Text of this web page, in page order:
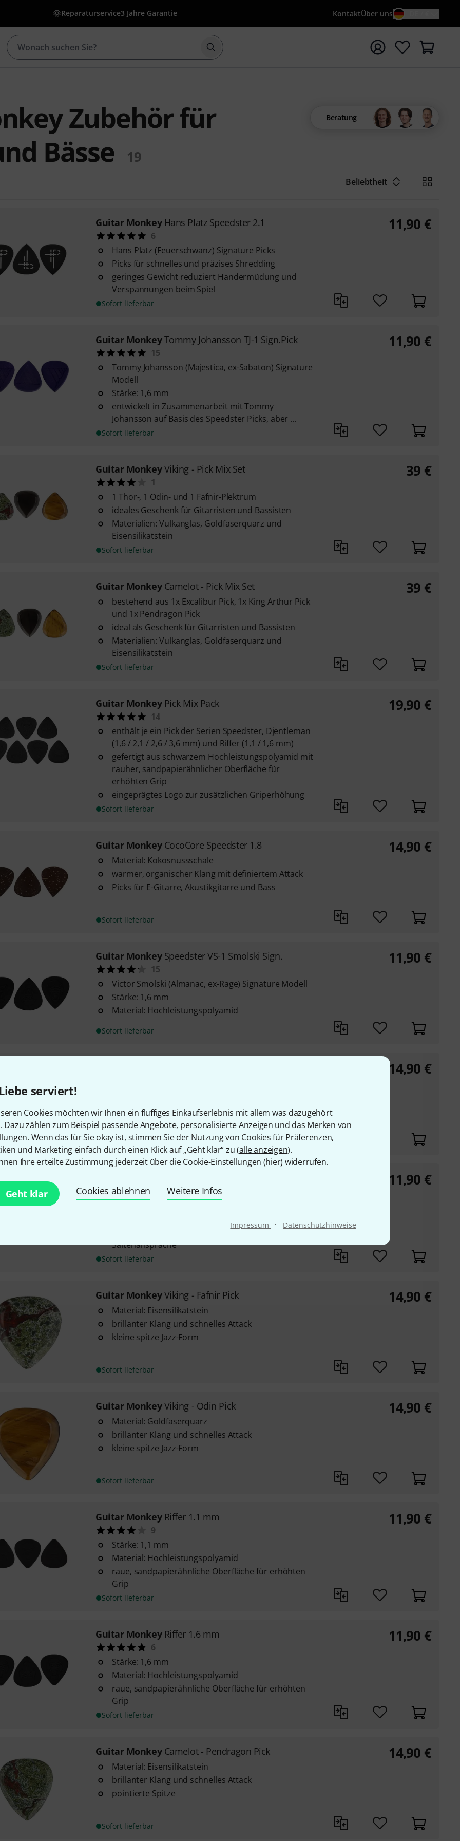
serviert!
Cookies möchten wir Ihnen ein fluffiges Einkaufserlebnis mit allem was dazugehört
Dazu zählen zum Beispiel passende Angebote, personalisierte Anzeigen und das Merken von
Wenn das für Sie okay ist, stimmen Sie der Nutzung von Cookies für Präferenzen,
und Marketing einfach durch einen Klick auf „Geht klar“ zu (alle anzeigen).
Ihre erteilte Zustimmung jederzeit über die Cookie-Einstellungen (hier) widerrufen.
Geht klar Cookies ablehnen Weitere Infos
Impressum · Datenschutzhinweise
Reparaturservice3 Jahre Garantie KontaktÜber uns
Suche mit Suchwort {searchTerm} starten
Zubehör für
Bässe
19
Beratung
Beliebtheit
Guitar Monkey Hans Platz Speedster 2.1
6
Hans Platz (Feuerschwanz) Signature Picks
Picks für schnelles und präzises Shredding
geringes Gewicht reduziert Handermüdung und
Verspannungen beim Spiel
Sofort lieferbar
11,90 €
Guitar Monkey Tommy Johansson TJ-1 Sign.Pick
15
Tommy Johansson (Majestica, ex-Sabaton) Signature
Modell
Stärke: 1,6 mm
entwickelt in Zusammenarbeit mit Tommy
Johansson auf Basis des Speedster Picks, aber ...
Sofort lieferbar
11,90 €
Guitar Monkey Viking - Pick Mix Set
1
1 Thor-, 1 Odin- und 1 Fafnir-Plektrum
ideales Geschenk für Gitarristen und Bassisten
Materialien: Vulkanglas, Goldfaserquarz und
Eisensilikatstein
Sofort lieferbar
39 €
Guitar Monkey Camelot - Pick Mix Set
bestehend aus 1x Excalibur Pick, 1x King Arthur Pick
und 1x Pendragon Pick
ideal als Geschenk für Gitarristen und Bassisten
Materialien: Vulkanglas, Goldfaserquarz und
Eisensilikatstein
Sofort lieferbar
39 €
Guitar Monkey Pick Mix Pack
14
enthält je ein Pick der Serien Speedster, Djentleman
(1,6 / 2,1 / 2,6 / 3,6 mm) und Riffer (1,1 / 1,6 mm)
gefertigt aus schwarzem Hochleistungspolyamid mit
rauher, sandpapierähnlicher Oberfläche für
erhöhten Grip
eingeprägtes Logo zur zusätzlichen Griperhöhung
Sofort lieferbar
19,90 €
Guitar Monkey CocoCore Speedster 1.8
Material: Kokosnussschale
warmer, organischer Klang mit definiertem Attack
Picks für E-Gitarre, Akustikgitarre und Bass
Sofort lieferbar
14,90 €
Guitar Monkey Speedster VS-1 Smolski Sign.
15
Victor Smolski (Almanac, ex-Rage) Signature Modell
Stärke: 1,6 mm
Material: Hochleistungspolyamid
Sofort lieferbar
11,90 €
brillanter Klang und schnelles Attack
Sofort lieferbar
14,90 €
raue Oberfläche für erhöhten Grip und kontrollierte
Saitenansprache
Sofort lieferbar
11,90 €
Guitar Monkey Viking - Fafnir Pick
Material: Eisensilikatstein
brillanter Klang und schnelles Attack
kleine spitze Jazz-Form
Sofort lieferbar
14,90 €
Guitar Monkey Viking - Odin Pick
Material: Goldfaserquarz
brillanter Klang und schnelles Attack
kleine spitze Jazz-Form
Sofort lieferbar
14,90 €
Guitar Monkey Riffer 1.1 mm
9
Stärke: 1,1 mm
Material: Hochleistungspolyamid
raue, sandpapierähnliche Oberfläche für erhöhten
Grip
Sofort lieferbar
11,90 €
Guitar Monkey Riffer 1.6 mm
6
Stärke: 1,6 mm
Material: Hochleistungspolyamid
raue, sandpapierähnliche Oberfläche für erhöhten
Grip
Sofort lieferbar
11,90 €
Guitar Monkey Camelot - Pendragon Pick
Material: Eisensilikatstein
brillanter Klang und schnelles Attack
pointierte Spitze
Sofort lieferbar
14,90 €